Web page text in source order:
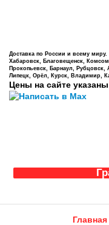
Доставка по России и всему
Хабаровск, Благовещенск,
Прокопьевск, Барнаул,
Липецк, Орёл, Курск, Владимир,
Цены на сайте
Главная